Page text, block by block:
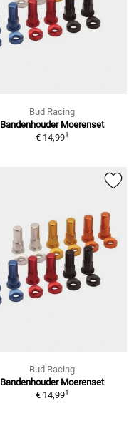
Bud Racing
Bandenhouder Moerenset
€ 14,991
Bud Racing
Bandenhouder Moerenset
€ 14,991